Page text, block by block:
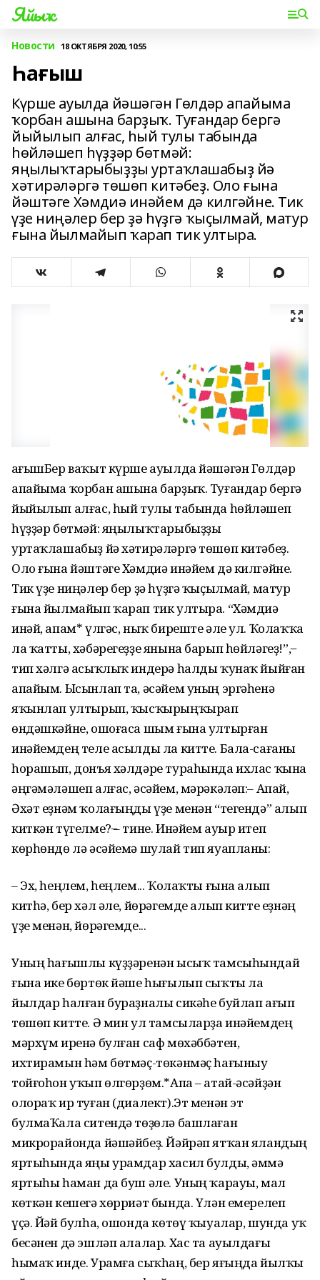
Яйыҡ
Новости 18 ОКТЯБРЯ 2020, 10:55
Һағыш
Күрше ауылда йәшәгән Гөлдәр апайыма
ҡорбан ашына барҙыҡ. Туғандар бергә
йыйылып алғас, һый тулы табында
һөйләшеп һүҙҙәр бөтмәй:
яңылыҡтарыбыҙҙы уртаҡлашабыҙ йә
хәтирәләргә төшөп китәбеҙ. Оло ғына
йәштәге Хәмдиә инәйем дә килгәйне. Тик
үҙе ниңәлер бер ҙә һүҙгә ҡыҫылмай, матур
ғына йылмайып ҡарап тик ултыра.
ҺағышБер ваҡыт күрше ауылда йәшәгән Гөлдәр
апайыма ҡорбан ашына барҙыҡ. Туғандар бергә
йыйылып алғас, һый тулы табында һөйләшеп
һүҙҙәр бөтмәй: яңылыҡтарыбыҙҙы
уртаҡлашабыҙ йә хәтирәләргә төшөп китәбеҙ.
Оло ғына йәштәге Хәмдиә инәйем дә килгәйне.
Тик үҙе ниңәлер бер ҙә һүҙгә ҡыҫылмай, матур
ғына йылмайып ҡарап тик ултыра. “Хәмдиә
инәй, апам* үлгәс, ныҡ биреште әле ул. Ҡолаҡҡа
ла ҡатты, хәбәрегеҙҙе янына барып һөйләгеҙ!”, ̶
тип хәлгә асыҡлыҡ индерә һалды ҡунаҡ йыйған
апайым. Ысынлап та, әсәйем уның эргәһенә
яҡынлап ултырып, ҡысҡырыңҡырап
өндәшкәйне, ошоғаса шым ғына ултырған
инәйемдең теле асылды ла китте. Бала-сағаны
һорашып, донъя хәлдәре тураһында ихлас ҡына
әңгәмәләшеп алғас, әсәйем, мәрәкәләп:– Апай,
Әхәт еҙнәм ҡолағыңды үҙе менән “тегендә” алып
киткән түгелме? ̶– тине. Инәйем ауыр итеп
көрһөндө лә әсәйемә шулай тип яуапланы:
– Эх, һеңлем, һеңлем... Ҡолаҡты ғына алып
китһә, бер хәл әле, йөрәгемде алып китте еҙнәң
үҙе менән, йөрәгемде...
Уның һағышлы күҙҙәренән ысыҡ тамсыһындай
ғына ике бөртөк йәше һығылып сыҡты ла
йылдар һалған бураҙналы сикәһе буйлап ағып
төшөп китте. Ә мин ул тамсыларҙа инәйемдең
мәрхүм иренә булған саф мөхәббәтен,
ихтирамын һәм бөтмәҫ-төкәнмәҫ һағыныу
тойғоһон уҡып өлгөрҙөм.*Апа – атай-әсәйҙән
олораҡ ир туған (диалект).Эт менән эт
булмаҠала ситендә төҙөлә башлаған
микрорайонда йәшәйбеҙ. Йәйрәп ятҡан яландың
яртыһында яңы урамдар хасил булды, әммә
яртыһы һаман да буш әле. Уның ҡарауы, мал
көткән кешегә хөрриәт бында. Үлән емерелеп
үҫә. Йәй булһа, ошонда көтөү ҡыуалар, шунда уҡ
бесәнен дә эшләп алалар. Хас та ауылдағы
һымаҡ инде. Урамға сыҡһаң, бер яғыңда йылҡы